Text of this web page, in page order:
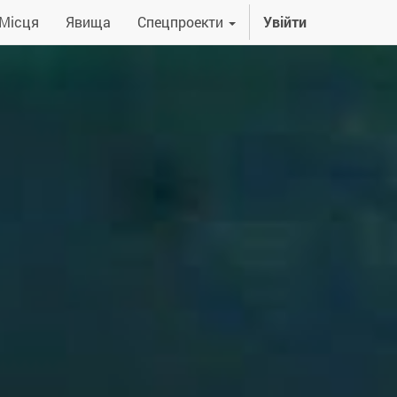
Явища Спецпроекти Увійти